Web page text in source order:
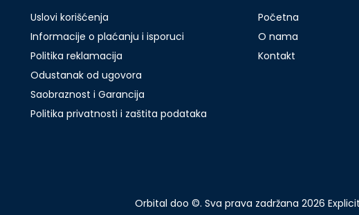
Uslovi korišćenja
Informacije o plaćanju i isporuci
Politika reklamacija
Odustanak od ugovora
Saobraznost i Garancija
Politika privatnosti i zaštita podataka
Početna
O nama
Kontakt
Orbital doo ©. Sva prava zadržana 2026 Explicit